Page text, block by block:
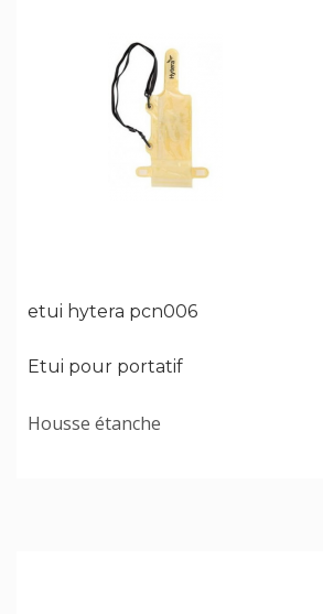
etui hytera pcn006
Etui pour portatif
Housse étanche